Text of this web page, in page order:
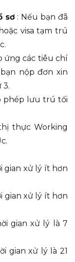
sơ : Nếu bạn đã
visa tạm trú
ứng các tiêu chí
nộp đơn xin
3.
phép lưu trú tối
thực Working
gian xử lý ít hơn
gian xử lý ít hơn
gian xử lý là 7
gian xử lý là 21